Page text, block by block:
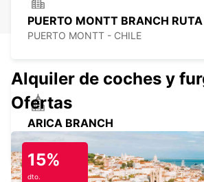
PUERTO MONTT BRANCH RUTA
PUERTO MONTT - CHILE
ARICA BRANCH
ARICA - CHILE
Alquiler de coches y
Ofertas
15%
dto.